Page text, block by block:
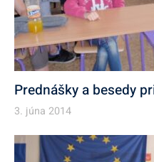
Prednášky a besedy
3. júna 2014